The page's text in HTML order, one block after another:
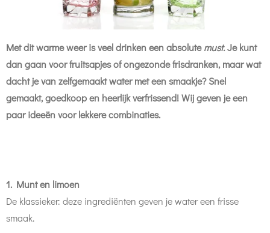
Met dit warme weer is veel drinken een absolutemust.Je kunt
dan gaan voor fruitsapjes of ongezonde frisdranken, maar wat
dacht je van zelfgemaakt water met een smaakje? Snel
gemaakt, goedkoop en heerlijk verfrissend! Wij geven je een
paar ideeën voor lekkere combinaties.
1. Munt en limoen
De klassieker: deze ingrediënten geven je water een frisse
smaak.